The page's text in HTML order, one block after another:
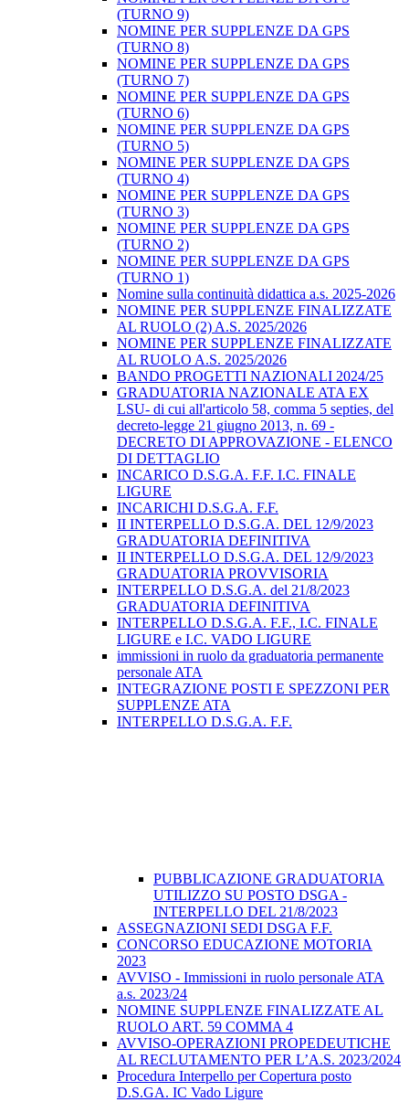
(TURNO 9)
NOMINE PER SUPPLENZE DA GPS
(TURNO 8)
NOMINE PER SUPPLENZE DA GPS
(TURNO 7)
NOMINE PER SUPPLENZE DA GPS
(TURNO 6)
NOMINE PER SUPPLENZE DA GPS
(TURNO 5)
NOMINE PER SUPPLENZE DA GPS
(TURNO 4)
NOMINE PER SUPPLENZE DA GPS
(TURNO 3)
NOMINE PER SUPPLENZE DA GPS
(TURNO 2)
NOMINE PER SUPPLENZE DA GPS
(TURNO 1)
Nomine sulla continuità didattica a.s. 2025-2026
NOMINE PER SUPPLENZE FINALIZZATE
AL RUOLO (2) A.S. 2025/2026
NOMINE PER SUPPLENZE FINALIZZATE
AL RUOLO A.S. 2025/2026
BANDO PROGETTI NAZIONALI 2024/25
GRADUATORIA NAZIONALE ATA EX
LSU- di cui all'articolo 58, comma 5 septies, del
decreto-legge 21 giugno 2013, n. 69 -
DECRETO DI APPROVAZIONE - ELENCO
DI DETTAGLIO
INCARICO D.S.G.A. F.F. I.C. FINALE
LIGURE
INCARICHI D.S.G.A. F.F.
II INTERPELLO D.S.G.A. DEL 12/9/2023
GRADUATORIA DEFINITIVA
II INTERPELLO D.S.G.A. DEL 12/9/2023
GRADUATORIA PROVVISORIA
INTERPELLO D.S.G.A. del 21/8/2023
GRADUATORIA DEFINITIVA
INTERPELLO D.S.G.A. F.F., I.C. FINALE
LIGURE e I.C. VADO LIGURE
immissioni in ruolo da graduatoria permanente
personale ATA
INTEGRAZIONE POSTI E SPEZZONI PER
SUPPLENZE ATA
INTERPELLO D.S.G.A. F.F.
PUBBLICAZIONE GRADUATORIA
UTILIZZO SU POSTO DSGA -
INTERPELLO DEL 21/8/2023
ASSEGNAZIONI SEDI DSGA F.F.
CONCORSO EDUCAZIONE MOTORIA
2023
AVVISO - Immissioni in ruolo personale ATA
a.s. 2023/24
NOMINE SUPPLENZE FINALIZZATE AL
RUOLO ART. 59 COMMA 4
AVVISO-OPERAZIONI PROPEDEUTICHE
AL RECLUTAMENTO PER L’A.S. 2023/2024
Procedura Interpello per Copertura posto
D.S.GA. IC Vado Ligure